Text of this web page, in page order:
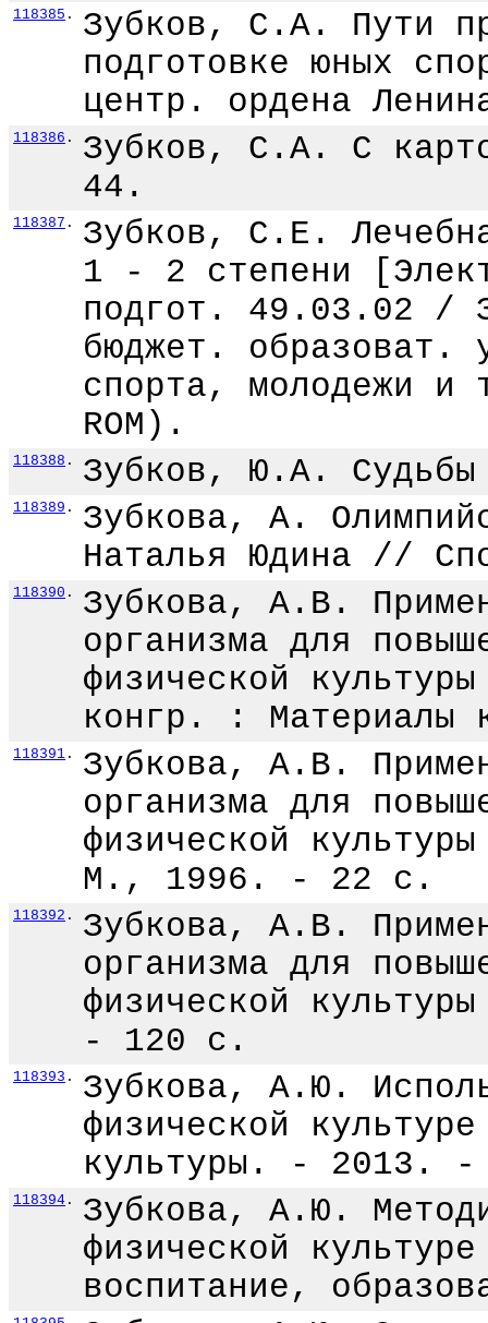
118385 .
Зубков, С.А. Пути
подготовке юных
центр. ордена
118386 .
Зубков, С.А. С
44.
118387 .
Зубков, С.Е.
1 - 2 степени
подгот. 49.03.02 /
бюджет. образоват.
спорта, молодежи
ROM).
118388 . Зубков, Ю.А.
118389 .
Зубкова, А.
Наталья Юдина //
118390 .
Зубкова, А.В.
организма для
физической
конгр. :
118391 .
Зубкова, А.В.
организма для
физической
М., 1996. - 22 с.
118392 .
Зубкова, А.В.
организма для
физической
- 120 с.
118393 .
Зубкова, А.Ю.
физической
культуры. -
118394 .
Зубкова, А.Ю.
физической
воспитание,